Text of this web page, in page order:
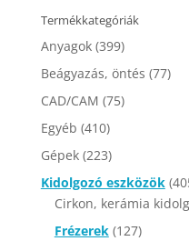
Termékkategóriák
Anyagok (399)
Beágyazás, öntés (77)
CAD/CAM (75)
Egyéb (410)
Gépek (223)
Kidolgozó eszközök
Cirkon, kerámia
Frézerek (127)